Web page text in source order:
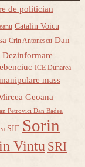
de politician
Catalin Voicu
Crin Antonescu Dan
Dezinformare
ICE Dunarea
mass
Geoana
Petrovici Dan Badea
SIE Sorin
Vintu SRI